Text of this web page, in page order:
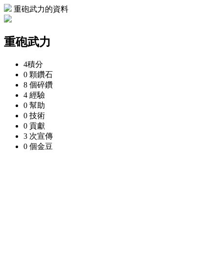
重砲武力的資料
重砲武力
4積分
0 顆鑽石
8 個碎鑽
4 經驗
0 幫助
0 技術
0 貢獻
3 次宣傳
0 個金豆